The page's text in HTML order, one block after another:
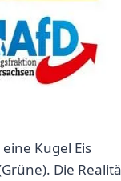
Kugel Eis
Die